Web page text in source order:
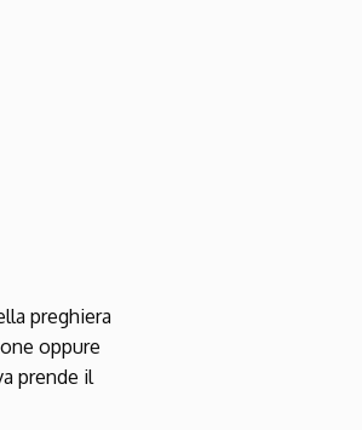
preghiera
oppure
prende il